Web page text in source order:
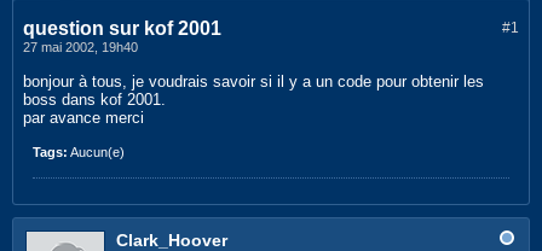
#1
question sur kof 2001
27 mai 2002, 19h40
bonjour à tous, je voudrais savoir si il y a un code pour obtenir les
boss dans kof 2001.
par avance merci
Tags: Aucun(e)
Clark_Hoover